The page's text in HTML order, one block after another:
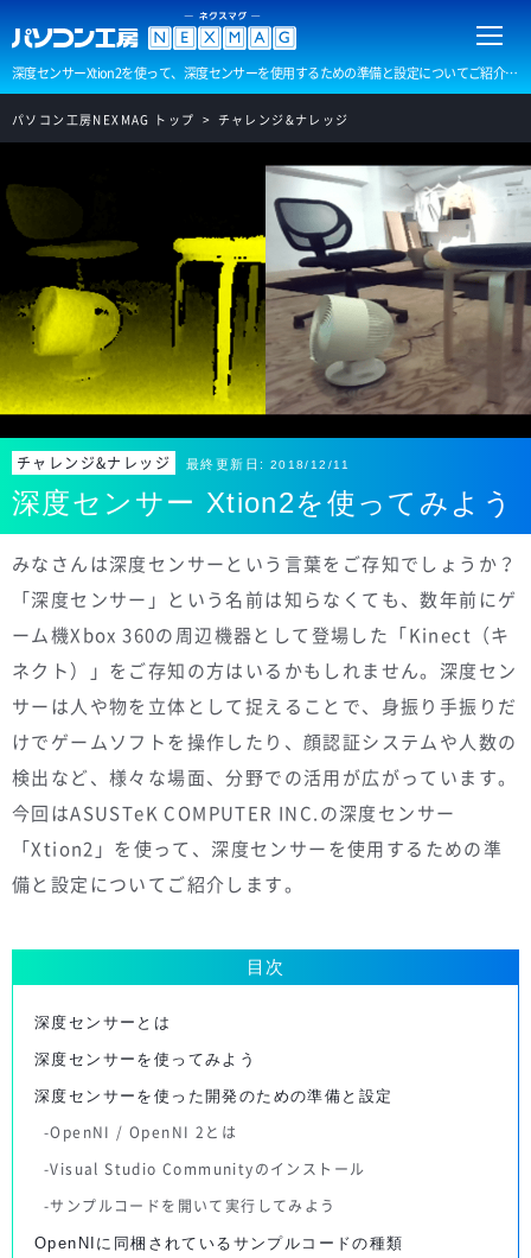
深度センサーXtion2を使って、深度センサーを使用するための準備と設定についてご紹介します。深度センサーは人や物を立体として捉えることで、身振り手振りだけでゲームソフトを操作したり、顔認証システムや人数の検出など、様々な場面、分野での活用が広がっています。
パソコン工房NEXMAG トップ チャレンジ&ナレッジ
チャレンジ&ナレッジ 最終更新日: 2018/12/11
深度センサー Xtion2を使ってみよう
みなさんは深度センサーという言葉をご存知でしょうか？
「深度センサー」という名前は知らなくても、数年前にゲ
ーム機Xbox 360の周辺機器として登場した「Kinect（キ
ネクト）」をご存知の方はいるかもしれません。深度セン
サーは人や物を立体として捉えることで、身振り手振りだ
けでゲームソフトを操作したり、顔認証システムや人数の
検出など、様々な場面、分野での活用が広がっています。
今回はASUSTeK COMPUTER INC.の深度センサー
「Xtion2」を使って、深度センサーを使用するための準
備と設定についてご紹介します。
目次
深度センサーとは
深度センサーを使ってみよう
深度センサーを使った開発のための準備と設定
OpenNI / OpenNI 2とは
Visual Studio Communityのインストール
サンプルコードを開いて実行してみよう
OpenNIに同梱されているサンプルコードの種類